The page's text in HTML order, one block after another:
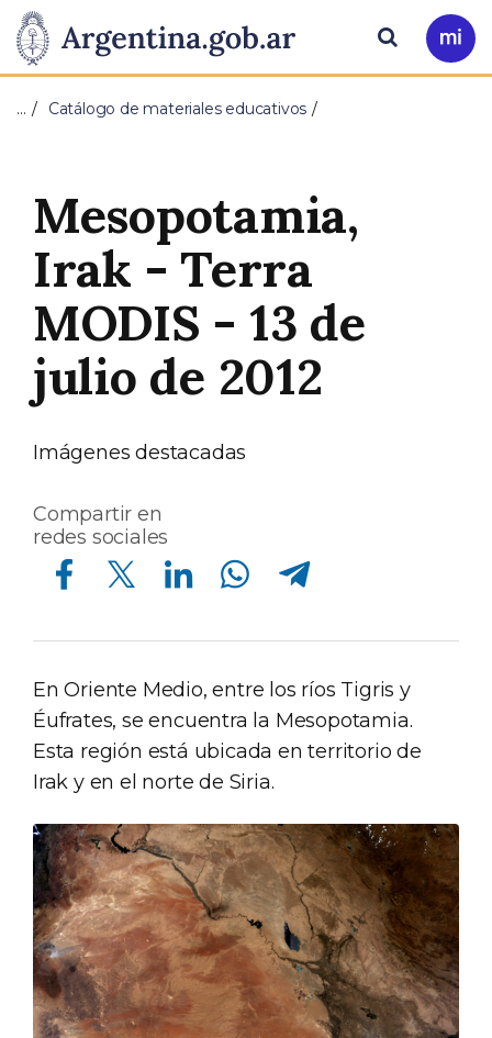
Presidencia
de
Nación
Pasar al contenido principal
Ir
a
Buscar
… Catálogo de materiales educativos
Mesopotamia,
Irak - Terra
MODIS - 13 de
julio de 2012
Imágenes destacadas
Compartir en
redes sociales
Compartir en Facebook Compartir en Twitter Compartir en Linkedin Compartir en Whatsapp Compartir en Telegram
En Oriente Medio, entre los ríos Tigris y
Éufrates, se encuentra la Mesopotamia.
Esta región está ubicada en territorio de
Irak y en el norte de Siria.